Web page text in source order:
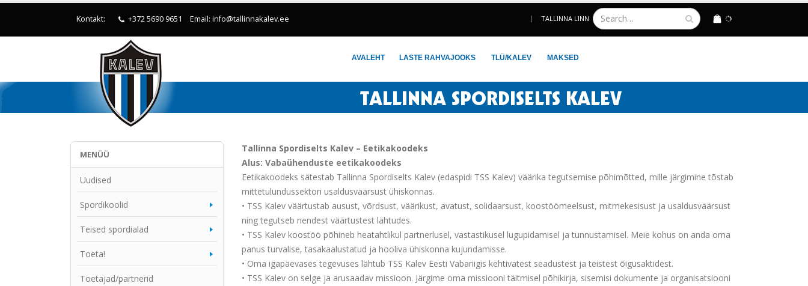
Kontakt: +372 5690 9651 Email: info@tallinnakalev.ee TALLINNA LINN LOGIN
AVALEHT LASTE RAHVAJOOKS TLÜ/KALEV MAKSED
Tallinna Spordiselts Kalev – Eetikakoodeks
Alus: Vabaühenduste eetikakoodeks
Eetikakoodeks sätestab Tallinna Spordiselts Kalev (edaspidi TSS Kalev) väärika tegutsemise põhimõtted, mille järgimine tõstab
mittetulundussektori usaldusväärsust ühiskonnas.
• TSS Kalev väärtustab ausust, võrdsust, väärikust, avatust, solidaarsust, koostöömeelsust, mitmekesisust ja usaldusväärsust
ning tegutseb nendest väärtustest lähtudes.
• TSS Kalev koostöö põhineb heatahtlikul partnerlusel, vastastikusel lugupidamisel ja tunnustamisel. Meie kohus on anda oma
panus turvalise, tasakaalustatud ja hooliva ühiskonna kujundamisse.
• Oma igapäevases tegevuses lähtub TSS Kalev Eesti Vabariigis kehtivatest seadustest ja teistest õigusaktidest.
• TSS Kalev on selge ja arusaadav missioon. Järgime oma missiooni täitmisel põhikirja, sisemisi dokumente ja organisatsiooni
MENÜÜ
Uudised
Spordikoolid
Teised spordialad
Toeta!
Toetajad/partnerid